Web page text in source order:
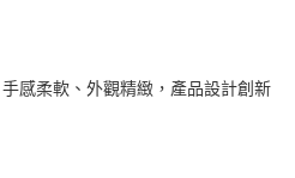
感柔軟、外觀精緻，產品設計創新